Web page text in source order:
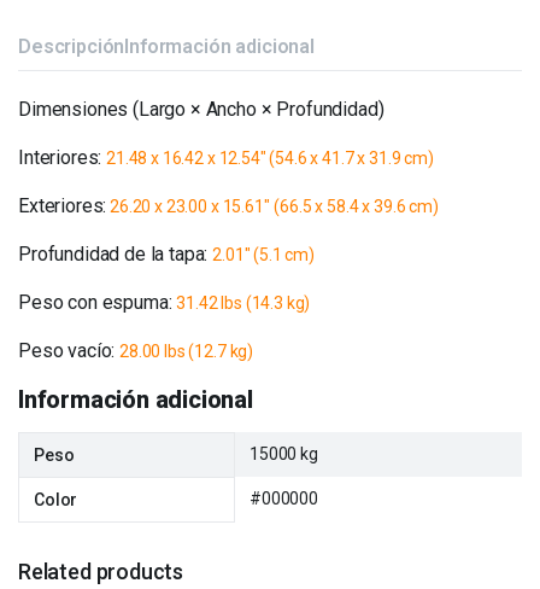
DescripciónInformación adicional
Dimensiones (Largo × Ancho × Profundidad)
Interiores:21.48 x 16.42 x 12.54″(54.6 x 41.7 x 31.9 cm)
Exteriores: 26.20 x 23.00 x 15.61″ (66.5 x 58.4 x 39.6 cm)
Profundidad de la tapa:2.01″ (5.1 cm)
Peso con espuma:31.42 lbs (14.3 kg)
Peso vacío:28.00 lbs (12.7 kg)
Información adicional
Peso 15000 kg
Color #000000
Related products